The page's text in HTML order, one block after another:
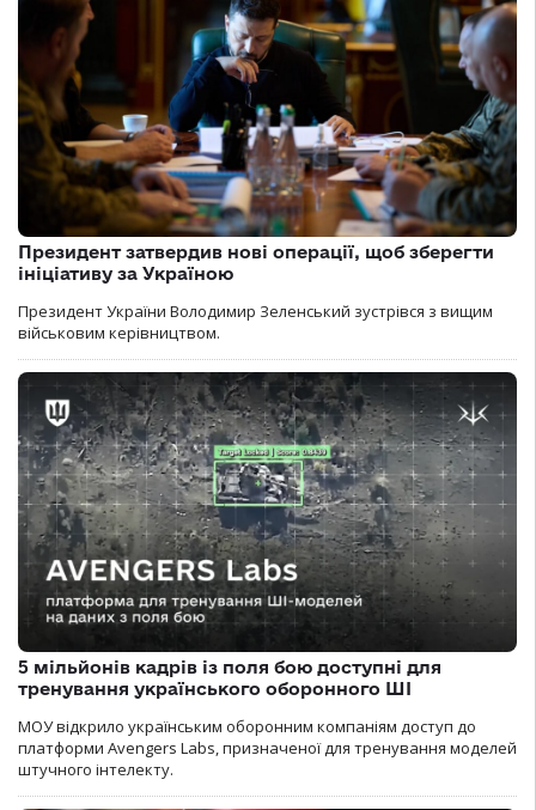
Президент затвердив нові операції, щоб зберегти
ініціативу за Україною
Президент України Володимир Зеленський зустрівся з вищим
військовим керівництвом.
5 мільйонів кадрів із поля бою доступні для
тренування українського оборонного ШІ
МОУ відкрило українським оборонним компаніям доступ до
платформи Avengers Labs, призначеної для тренування моделей
штучного інтелекту.